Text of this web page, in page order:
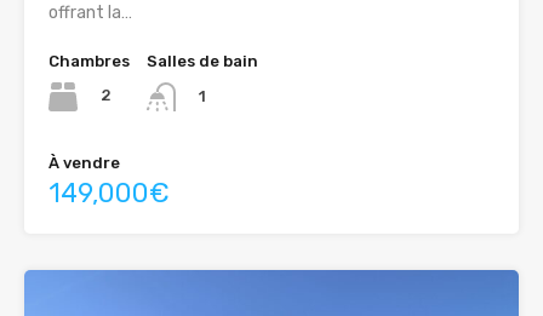
offrant la…
Chambres
2
Salles de bain
1
À vendre
149,000€